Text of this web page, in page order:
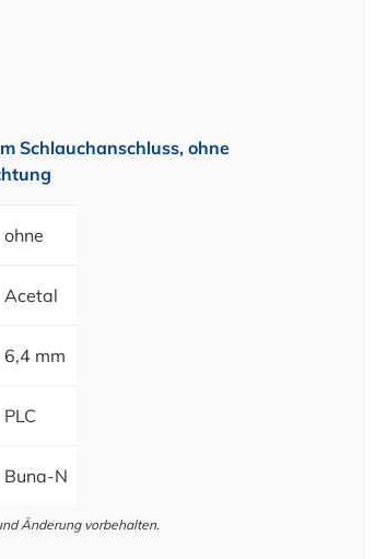
Schlauchanschluss, ohne
ohne
Acetal
6,4 mm
PLC
Buna-N
Änderung vorbehalten.